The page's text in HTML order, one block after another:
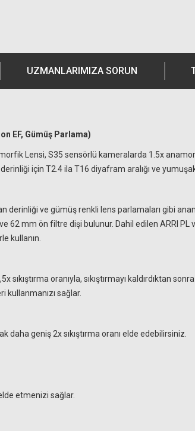
UZMANLARIMIZA SORUN
EF, Gümüş Parlama)
Lensi, S35 sensörlü kameralarda 1.5x
için T2.4 ila T16 diyafram aralığı ve yumuşak
derinliği ve gümüş renkli lens parlamaları gibi
mm ön filtre dişi bulunur. Dahil edilen ARRI PL
kullanın.
oranıyla, sıkıştırmayı kaldırdıktan
sağlar.
geniş 2x sıkıştırma oranı elde edebilirsiniz.
etmenizi sağlar.